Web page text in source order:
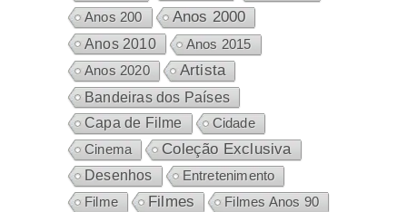
Anos 200 Anos 2000
Anos 2010 Anos 2015
Anos 2020 Artista
Bandeiras dos Países
Capa de Filme
Cidade
Cinema
Coleção Exclusiva
Desenhos
Entretenimento
Filme
Filmes Filmes Anos 90